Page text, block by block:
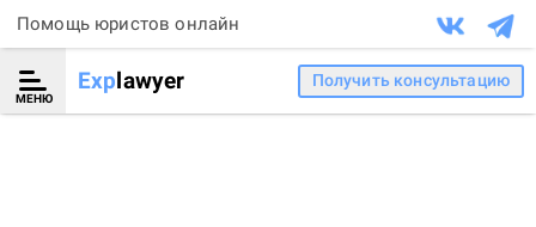
Помощь юристов онлайн
МЕНЮ
Explawyer Получить консультацию